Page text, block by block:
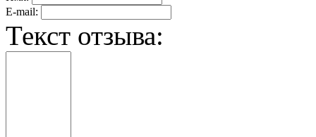
E-mail:
Текст отзыва: